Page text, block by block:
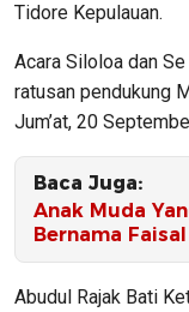
Tidore Kepulauan.
Acara Siloloa dan
ratusan pendukung
Jum’at, 20
Baca Juga:
Anak Muda
Bernama
Abudul Rajak Bati